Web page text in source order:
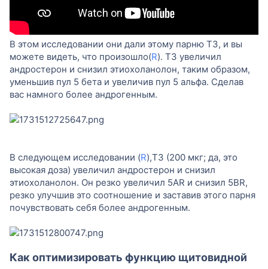
В этом исследовании они дали этому парню T3, и вы
можете видеть, что произошло(R). T3 увеличил
андростерон и снизил этиохоланолон, таким образом,
уменьшив пул 5 бета и увеличив пул 5 альфа. Сделав
вас намного более андрогенным.
В следующем исследовании (R),T3 (200 мкг; да, это
высокая доза) увеличил андростерон и снизил
этиохоланолон. Он резко увеличил 5AR и снизил 5BR,
резко улучшив это соотношение и заставив этого парня
почувствовать себя более андрогенным.
Как оптимизировать функцию щитовидной